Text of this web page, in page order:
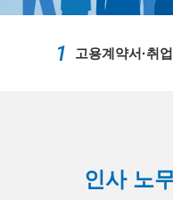
고용계약서·취
인사 노